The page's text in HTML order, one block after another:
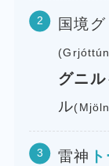
国境
グニル
ル
雷神